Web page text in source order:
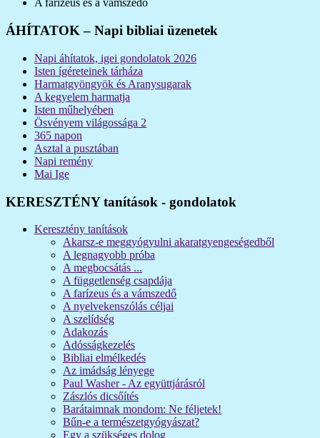
A farízeus és a vámszedő
ÁHÍTATOK – Napi bibliai üzenetek
Napi áhítatok, igei gondolatok 2026
Isten ígéreteinek tárháza
Harmatgyöngyök és Aranysugarak
A kegyelem harmatja
Isten műhelyében
Ösvényem világossága 2
365 napon
Asztal a pusztában
Napi remény
Mai Ige
KERESZTÉNY tanítások - gondolatok
Keresztény tanítások
Akarsz-e meggyógyulni akaratgyengeségedből
A legnagyobb próba
A megbocsátás ...
A függetlenség csapdája
A farízeus és a vámszedő
A nyelvekenszólás céljai
A szelídség
Adakozás
Adósságkezelés
Bibliai elmélkedés
Az imádság lényege
Paul Washer - Az együttjárásról
Zászlós dicsőítés
Barátaimnak mondom: Ne féljetek!
Bűn-e a természetgyógyászat?
Egy a szükséges dolog